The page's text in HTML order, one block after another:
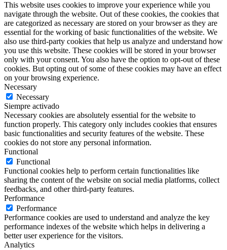
This website uses cookies to improve your experience while you
navigate through the website. Out of these cookies, the cookies that
are categorized as necessary are stored on your browser as they are
essential for the working of basic functionalities of the website. We
also use third-party cookies that help us analyze and understand how
you use this website. These cookies will be stored in your browser
only with your consent. You also have the option to opt-out of these
cookies. But opting out of some of these cookies may have an effect
on your browsing experience.
Necessary
Necessary
Siempre activado
Necessary cookies are absolutely essential for the website to
function properly. This category only includes cookies that ensures
basic functionalities and security features of the website. These
cookies do not store any personal information.
Functional
Functional
Functional cookies help to perform certain functionalities like
sharing the content of the website on social media platforms, collect
feedbacks, and other third-party features.
Performance
Performance
Performance cookies are used to understand and analyze the key
performance indexes of the website which helps in delivering a
better user experience for the visitors.
Analytics